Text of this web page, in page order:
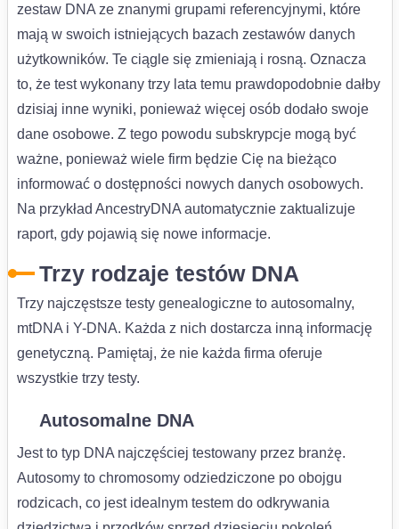
zestaw DNA ze znanymi grupami referencyjnymi, które
mają w swoich istniejących bazach zestawów danych
użytkowników. Te ciągle się zmieniają i rosną. Oznacza
to, że test wykonany trzy lata temu prawdopodobnie dałby
dzisiaj inne wyniki, ponieważ więcej osób dodało swoje
dane osobowe. Z tego powodu subskrypcje mogą być
ważne, ponieważ wiele firm będzie Cię na bieżąco
informować o dostępności nowych danych osobowych.
Na przykład AncestryDNA automatycznie zaktualizuje
raport, gdy pojawią się nowe informacje.
Trzy rodzaje testów DNA
Trzy najczęstsze testy genealogiczne to autosomalny,
mtDNA i Y-DNA. Każda z nich dostarcza inną informację
genetyczną. Pamiętaj, że nie każda firma oferuje
wszystkie trzy testy.
Autosomalne DNA
Jest to typ DNA najczęściej testowany przez branżę.
Autosomy to chromosomy odziedziczone po obojgu
rodzicach, co jest idealnym testem do odkrywania